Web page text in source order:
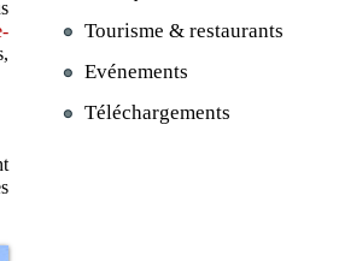
Tourisme & restaurants
Evénements
Téléchargements